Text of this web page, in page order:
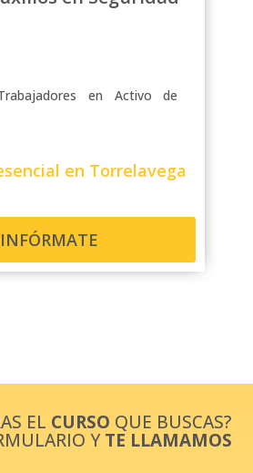
en Activo de
en Torrelavega
INFÓRMATE
EL CURSO QUE BUSCAS?
YTE LLAMAMOS